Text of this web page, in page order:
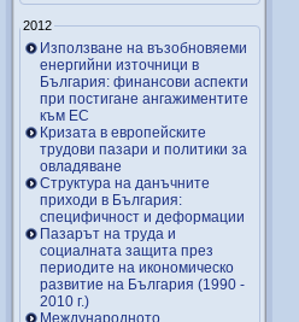
2012
Използване на възобновяеми
енергийни източници в
България: финансови аспекти
при постигане ангажиментите
към ЕС
Кризата в европейските
трудови пазари и политики за
овладяване
Структура на данъчните
приходи в България:
специфичност и деформации
Пазарът на труда и
социалната защита през
периодите на икономическо
развитие на България (1990 -
2010 г.)
Международното